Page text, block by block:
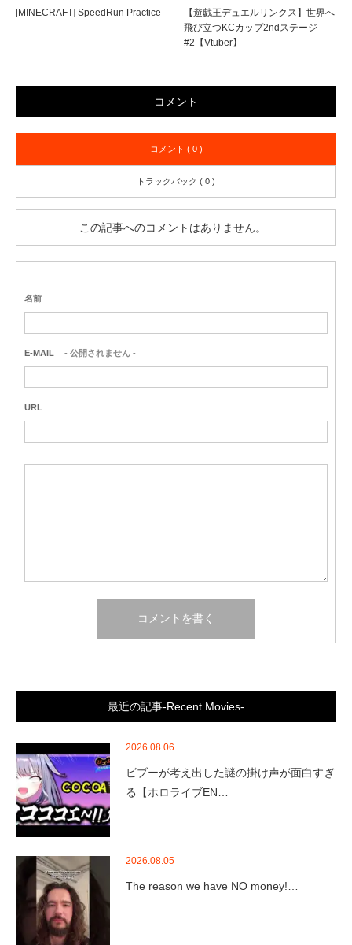
[MINECRAFT] SpeedRun Practice
【遊戯王デュエルリンクス】世界へ
飛び立つKCカップ2ndステージ
#2【Vtuber】
コメント
コメント ( 0 )
トラックバック ( 0 )
この記事へのコメントはありません。
名前
E-MAIL - 公開されません -
URL
最近の記事-Recent Movies-
2026.08.06
ビブーが考え出した謎の掛け声が面白すぎ
る【ホロライブEN…
2026.08.05
The reason we have NO money!…